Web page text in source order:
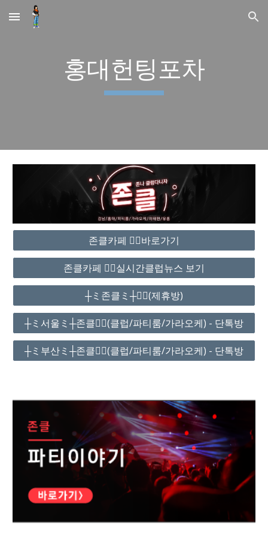
Skip to main content Skip to navigation
홍대헌팅포차
존클카페 ❤️‍🔥바로가기
존클카페 ❤️‍🔥실시간클럽뉴스 보기
┼ミ존클ミ┼❤️‍🔥(제휴방)
┼ミ서울ミ┼존클❤️‍🔥(클럽/파티룸/가라오케) - 단톡방
┼ミ부산ミ┼존클❤️‍🔥(클럽/파티룸/가라오케) - 단톡방